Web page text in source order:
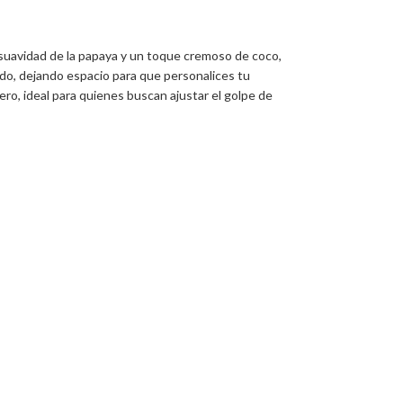
de la papaya y un toque cremoso de coco,
dejando espacio para que personalices tu
ideal para quienes buscan ajustar el golpe de